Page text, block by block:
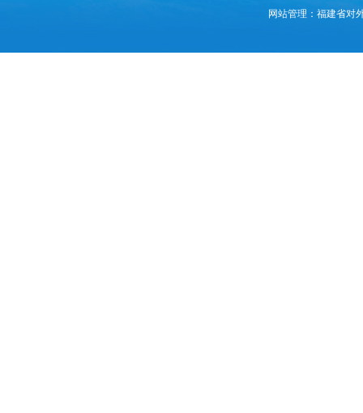
网站管理：福建省对